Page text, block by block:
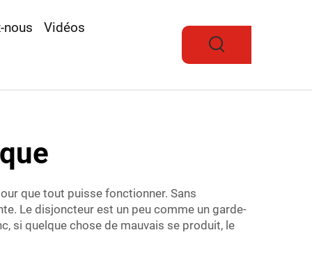
nous Vidéos
que tout puisse fonctionner. Sans
Le disjoncteur est un peu comme un garde-
si quelque chose de mauvais se produit, le